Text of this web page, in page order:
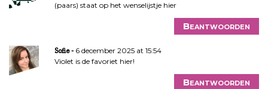
(paars) staat op het wenselijstje hier
Beantwoorden
Sofie
6 december 2025 at 15:54
Violet is de favoriet hier!
Beantwoorden